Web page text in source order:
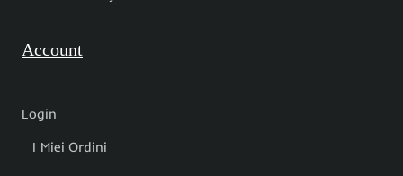
Account
Login
I Miei Ordini